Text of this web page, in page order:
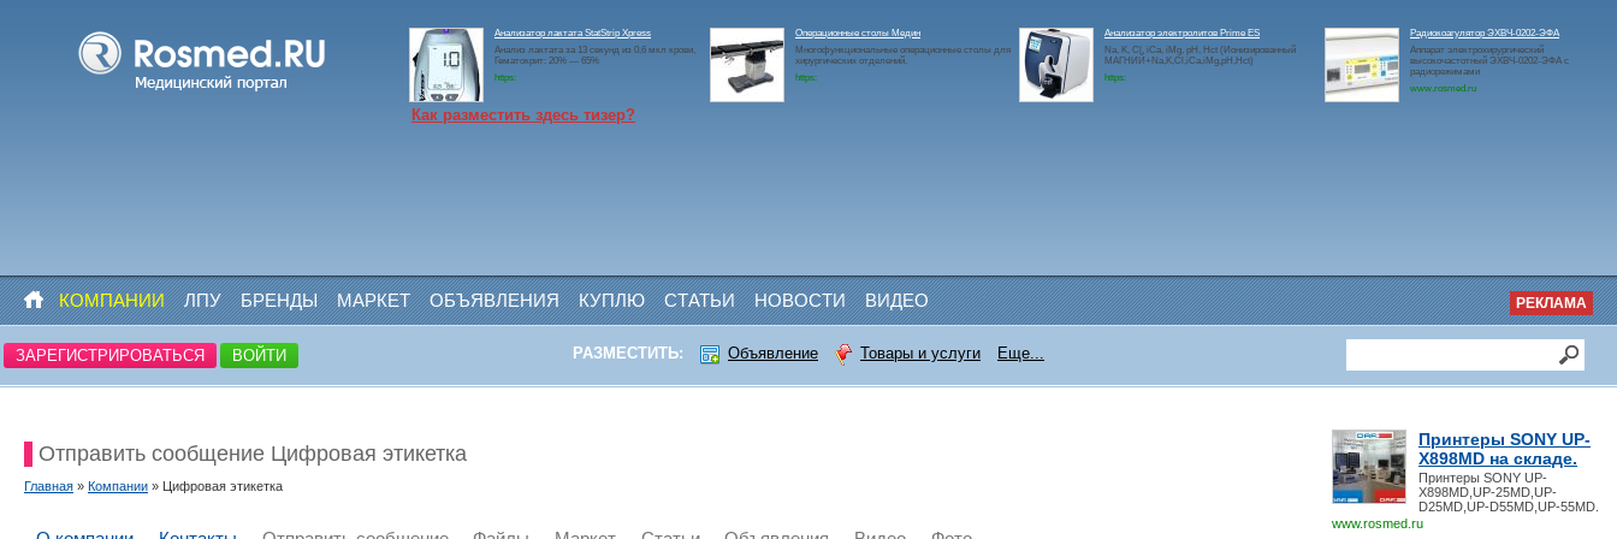
Анализатор лактата StatStrip Xpress
Анализ лактата за 13 секунд из 0,6 мкл крови,
Гематокрит: 20% — 65%
https:
Операционные столы Медин
Многофункциональные операционные столы для
хирургических отделений.
https:
Анализатор электролитов Prime ES
Na, K, Cl, iCa, iMg, pH, Hct (Ионизированный
МАГНИЙ+Na,K,Cl,iCa,iMg,pH,Hct)
https:
Радиокоагулятор ЭХВЧ-0202-ЭФА
Аппарат электрохирургический
высокочастотный ЭХВЧ-0202-ЭФА с
радиорежимами
www.rosmed.ru
Как разместить здесь тизер?
КОМПАНИИ ЛПУ БРЕНДЫ МАРКЕТ ОБЪЯВЛЕНИЯ КУПЛЮ СТАТЬИ НОВОСТИ ВИДЕО РЕКЛАМА
ЗАРЕГИСТРИРОВАТЬСЯ ВОЙТИ РАЗМЕСТИТЬ: Объявление Товары и услуги Еще...
Принтеры SONY UP-
X898MD на складе.
Принтеры SONY UP-
X898MD,UP-25MD,UP-
D25MD,UP-D55MD,UP-55MD.
www.rosmed.ru
Отправить сообщение Цифровая этикетка
Главная » Компании » Цифровая этикетка